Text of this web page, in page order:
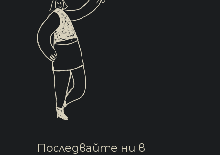
Последвайте ни в